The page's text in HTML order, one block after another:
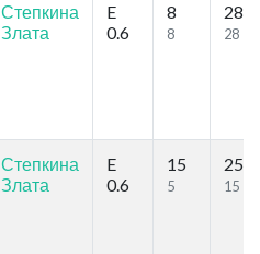
Степкина
Злата
E
0.6
8
8
28
28
Степкина
Злата
E
0.6
15
5
25
15